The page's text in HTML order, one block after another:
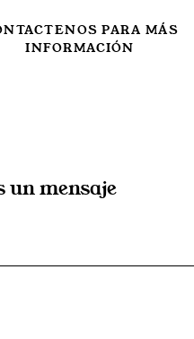
PARA MÁS
INFORMACIÓN
un mensaje